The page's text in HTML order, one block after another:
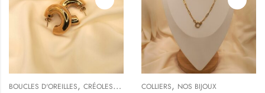
BOUCLES D'OREILLES, CRÉOLES,NOS BIJOUX
COLLIERS, NOS BIJOUX